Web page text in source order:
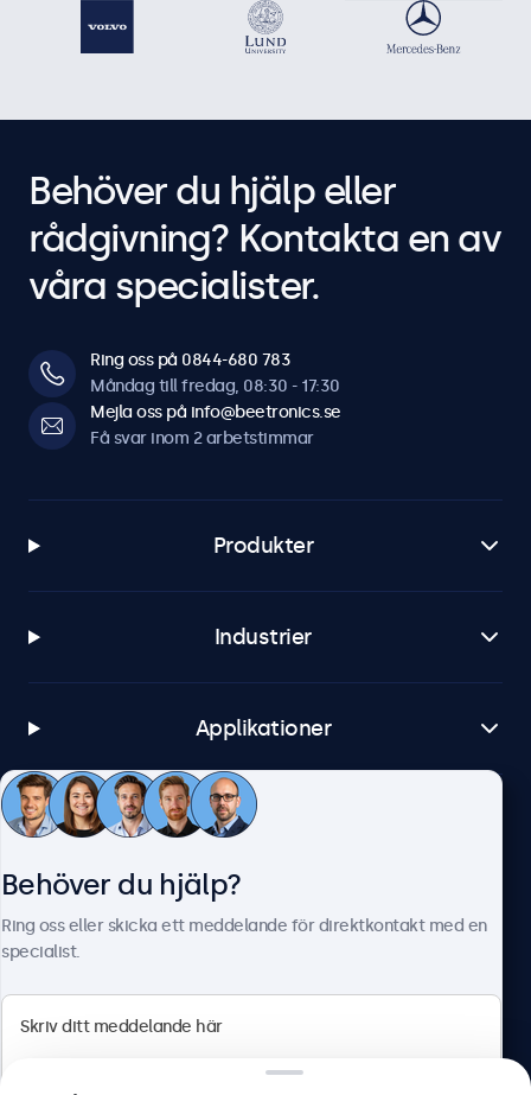
Behöver du hjälp eller
rådgivning? Kontakta en av
våra specialister.
Ring oss på 0844-680 783
Måndag till fredag, 08:30 - 17:30
Mejla oss på info@beetronics.se
Få svar inom 2 arbetstimmar
Produkter
Industrier
Applikationer
Kundtjänst
Behöver du hjälp?
Ring oss eller skicka ett meddelande för direktkontakt med en
specialist.